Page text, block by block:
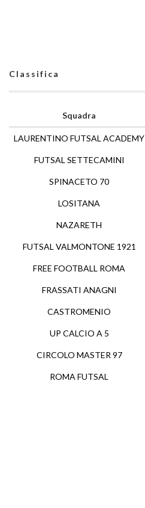
Classifica
Squadra
LAURENTINO FUTSAL ACADEMY
FUTSAL SETTECAMINI
SPINACETO 70
LOSITANA
NAZARETH
FUTSAL VALMONTONE 1921
FREE FOOTBALL ROMA
FRASSATI ANAGNI
CASTROMENIO
UP CALCIO A 5
CIRCOLO MASTER 97
ROMA FUTSAL